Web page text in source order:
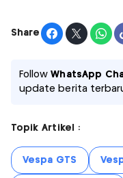
Share
FollowWhatsApp
update berita
Topik Artikel :
Vespa GTS